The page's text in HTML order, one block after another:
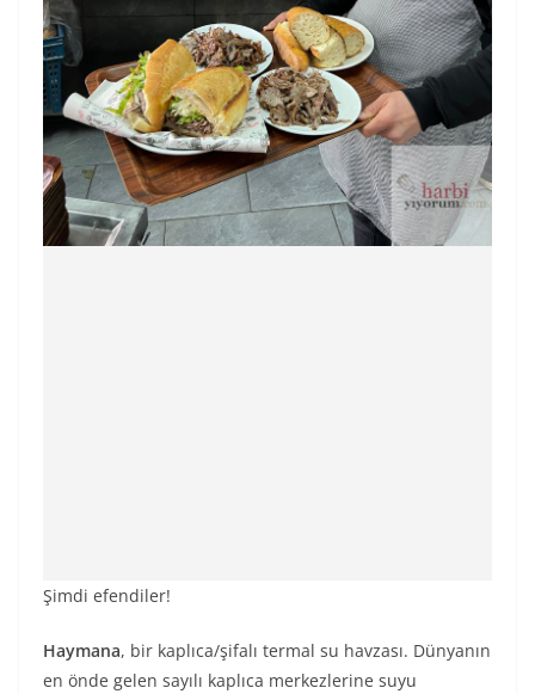
Şimdi efendiler!
Haymana, bir kaplıca/şifalı termal su havzası. Dünyanın
en önde gelen sayılı kaplıca merkezlerine suyu